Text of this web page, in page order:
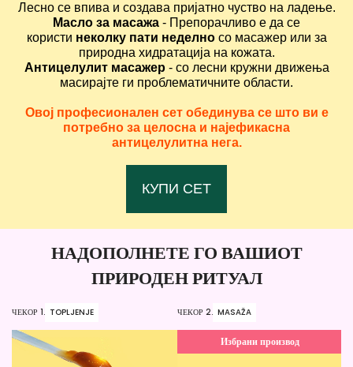
Лесно се впива и создава пријатно чуство на ладење.
Масло за масажа - Препорачливо е да се
користи неколку пати неделносо масажер или за
природна хидратација на кожата.
Антицелулит масажер- со лесни кружни движења
масирајте ги проблематичните области.
Овој професионален сет обединува се што ви е
потребно за целосна и најефикасна
антицелулитна нега.
КУПИ СЕТ
НАДОПОЛНЕТЕ ГО ВАШИОТ
ПРИРОДЕН РИТУАЛ
ЧЕКОР 1. TOPLJENJE ЧЕКОР 2. MASAŽA
Избрани производ